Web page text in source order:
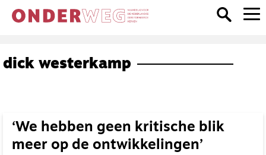
dick westerkamp
‘We hebben geen kritische blik
meer op de ontwikkelingen’